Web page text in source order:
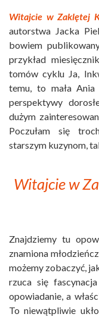
Witajcie w Zaklętej
autorstwa Jacka
bowiem
przykład
tomów cyklu Ja,
temu, to mała Ania
perspektywy
dużym
Poczułam się
starszym kuzynom,
Witajcie w
Znajdziemy tu
znamiona
możemy zobaczyć,
rzuca się
opowiadanie, a
To niewątpliwie